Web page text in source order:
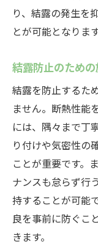
り、結露の発生を
とが可能となります
結露防止のため
結露を防止するた
ません。断熱性能
には、隅々まで丁
り付けや気密性の
ことが重要です。
ナンスも怠らず行
持することが可能
良を事前に防ぐこ
きます。